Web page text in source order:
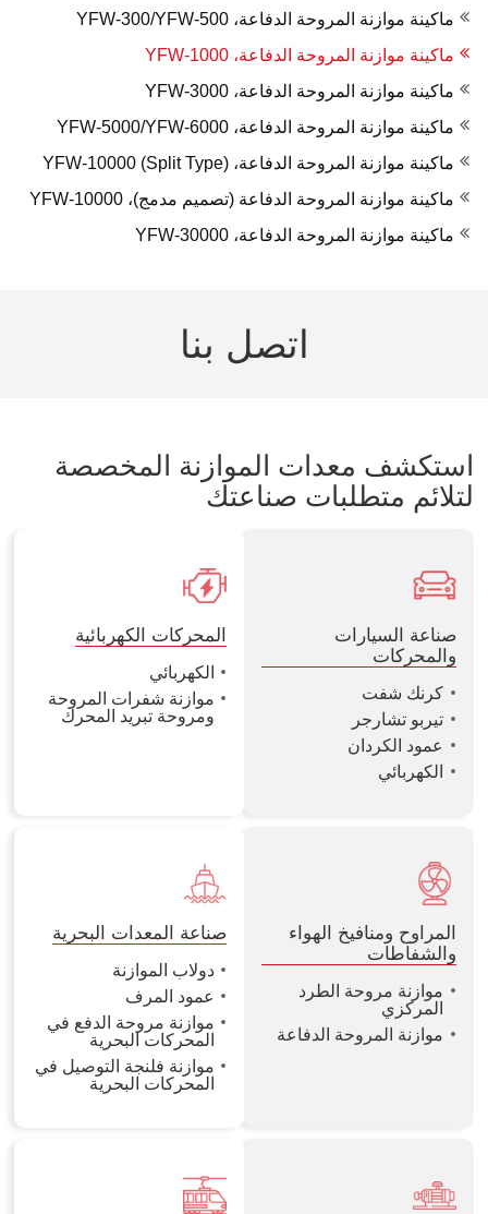
ماكينة موازنة المروحة الدفاعة، YFW-300/YFW-500
ماكينة موازنة المروحة الدفاعة، YFW-1000
ماكينة موازنة المروحة الدفاعة، YFW-3000
ماكينة موازنة المروحة الدفاعة، YFW-5000/YFW-6000
ماكينة موازنة المروحة الدفاعة، YFW-10000 (Split Type)
ماكينة موازنة المروحة الدفاعة (تصميم مدمج)، YFW-10000
ماكينة موازنة المروحة الدفاعة، YFW-30000
اتصل بنا
استكشف معدات الموازنة المخصصة
لتلائم متطلبات صناعتك
صناعة السيارات
والمحركات
كرنك شفت
تيربو تشارجر
عمود الكردان
الكهربائي
المحركات الكهربائية
الكهربائي
موازنة شفرات المروحة
ومروحة تبريد المحرك
المراوح ومنافيخ الهواء
والشفاطات
موازنة مروحة الطرد
المركزي
موازنة المروحة الدفاعة
صناعة المعدات البحرية
دولاب الموازنة
عمود المرف
موازنة مروحة الدفع في
المحركات البحرية
موازنة فلنجة التوصيل في
المحركات البحرية